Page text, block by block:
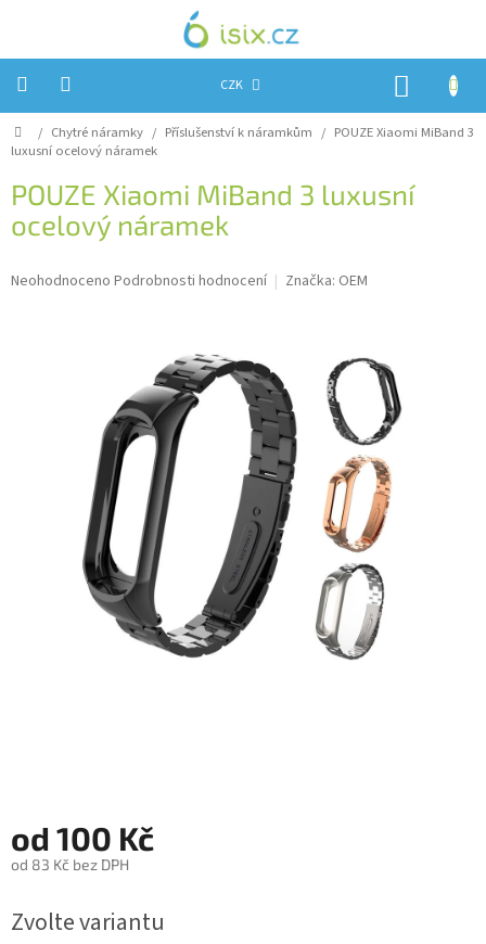
CZK
Úvod
Obchodní
podmínky
Návody,
Autoledničky
Autokamery
Fitness
vybavení
Webkamery
Domů
/ Chytré náramky / Příslušenství k náramkům / POUZE Xiaomi MiBand 3
luxusní ocelový náramek
POUZE Xiaomi MiBand 3 luxusní
ocelový náramek
Průměrné
Neohodnoceno Podrobnosti hodnocení Značka: OEM
od 100 Kč
od 83 Kč bez DPH
cena:
Zvolte variantu